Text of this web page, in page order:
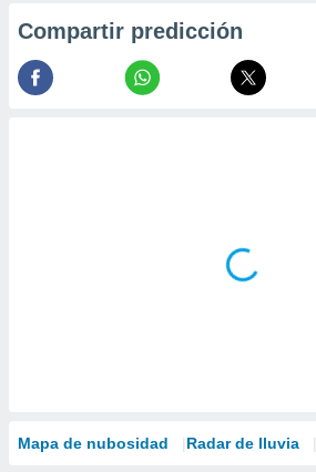
Compartir predicción
Mapa de nubosidad Radar de lluvia